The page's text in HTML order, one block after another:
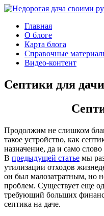
Главная
О блоге
Карта блога
Справочные
Видео-контент
Септики для дачи
Продолжим не слишком
такое устройство, как
назначение, да и само
В предыдущей статье мы
утилизации отходов
он был малозатратным, но
проблем. Существует еще
требующий больших
септика на даче.